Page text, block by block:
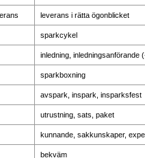
leverans i rätta ögonblicket
sparkcykel
inledning, inledningsanförande
sparkboxning
avspark, inspark, insparksfest
utrustning, sats, paket
kunnande, sakkunskaper,
bekväm